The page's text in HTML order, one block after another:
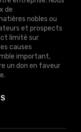
de
nobles ou
et prospects
limité sur
causes
important,
un don en faveur